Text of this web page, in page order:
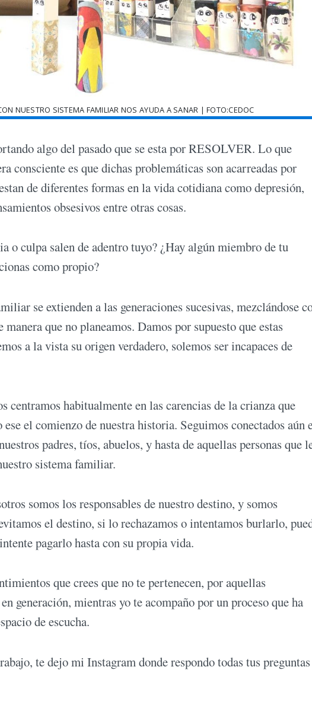
NUESTRO SISTEMA FAMILIAR NOS AYUDA A SANAR | FOTO:CEDOC
algo del pasado que se esta por RESOLVER. Lo que
consciente es que dichas problemáticas son acarreadas por
de diferentes formas en la vida cotidiana como depresión,
obsesivos entre otras cosas.
o culpa salen de adentro tuyo? ¿Hay algún miembro de tu
como propio?
se extienden a las generaciones sucesivas, mezclándose
que no planeamos. Damos por supuesto que estas
a la vista su origen verdadero, solemos ser incapaces de
centramos habitualmente en las carencias de la crianza que
el comienzo de nuestra historia. Seguimos conectados aún
padres, tíos, abuelos, y hasta de aquellas personas que
sistema familiar.
somos los responsables de nuestro destino, y somos
el destino, si lo rechazamos o intentamos burlarlo,
pagarlo hasta con su propia vida.
que crees que no te pertenecen, por aquellas
generación, mientras yo te acompaño por un proceso que ha
de escucha.
te dejo mi Instagram donde respondo todas tus preguntas